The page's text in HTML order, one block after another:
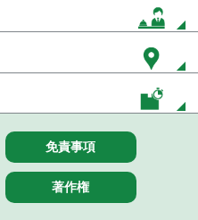
免責事項
著作権